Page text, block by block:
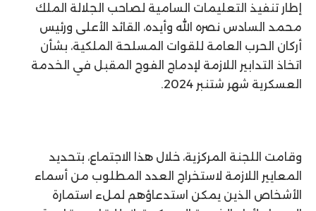
إطار تنفيذ التعليمات السامية لصاحب الجلالة الملك
محمد السادس نصره الله وأيده، القائد الأعلى ورئيس
أركان الحرب العامة للقوات المسلحة الملكية، بشأن
اتخاذ التدابير اللازمة لإدماج الفوج المقبل في الخدمة
العسكرية شهر شتنبر 2024.
وقامت اللجنة المركزية، خلال هذا الاجتماع، بتحديد
المعايير اللازمة لاستخراج العدد المطلوب من أسماء
الأشخاص الذين يمكن استدعاؤهم لملء استمارة